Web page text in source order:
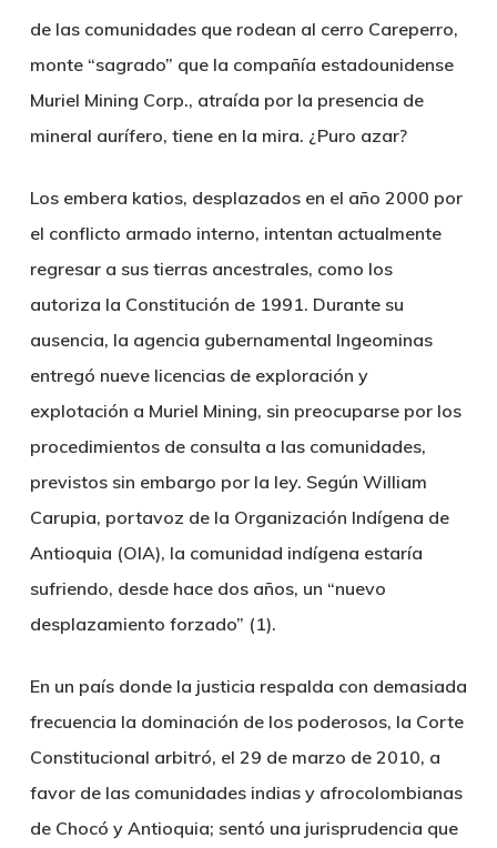
de las comunidades que rodean al cerro Careperro,
monte “sagrado” que la compañía estadounidense
Muriel Mining Corp., atraída por la presencia de
mineral aurífero, tiene en la mira. ¿Puro azar?
Los embera katios, desplazados en el año 2000 por
el conflicto armado interno, intentan actualmente
regresar a sus tierras ancestrales, como los
autoriza la Constitución de 1991. Durante su
ausencia, la agencia gubernamental Ingeominas
entregó nueve licencias de exploración y
explotación a Muriel Mining, sin preocuparse por los
procedimientos de consulta a las comunidades,
previstos sin embargo por la ley. Según William
Carupia, portavoz de la Organización Indígena de
Antioquia (OIA), la comunidad indígena estaría
sufriendo, desde hace dos años, un “nuevo
desplazamiento forzado” (1).
En un país donde la justicia respalda con demasiada
frecuencia la dominación de los poderosos, la Corte
Constitucional arbitró, el 29 de marzo de 2010, a
favor de las comunidades indias y afrocolombianas
de Chocó y Antioquia; sentó una jurisprudencia que